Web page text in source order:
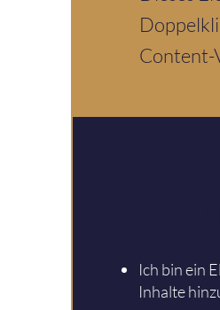
Content-
Ich bin ein
Inhalte